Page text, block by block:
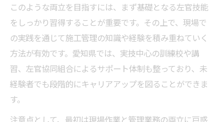
このような両立を目指すには、まず基礎となる左官技能
をしっかり習得することが重要です。その上で、現場で
の実践を通じて施工管理の知識や経験を積み重ねていく
方法が有効です。愛知県では、実技中心の訓練校や講
習、左官協同組合によるサポート体制も整っており、未
経験者でも段階的にキャリアアップを図ることができま
す。
注意点として、最初は現場作業と管理業務の両立に戸惑